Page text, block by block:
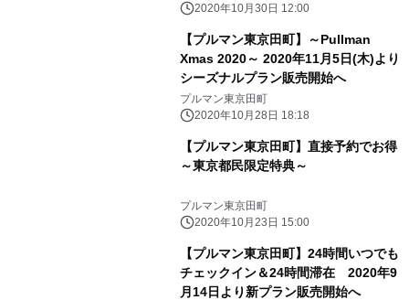
2020年10月30日 12:00
【プルマン東京田町】～Pullman
Xmas 2020～ 2020年11月5日(木)より
シーズナルプラン販売開始へ
プルマン東京田町
2020年10月28日 18:18
【プルマン東京田町】直接予約でお得
～東京都民限定特典～
プルマン東京田町
2020年10月23日 15:00
【プルマン東京田町】24時間いつでも
チェックイン＆24時間滞在 2020年9
月14日より新プラン販売開始へ